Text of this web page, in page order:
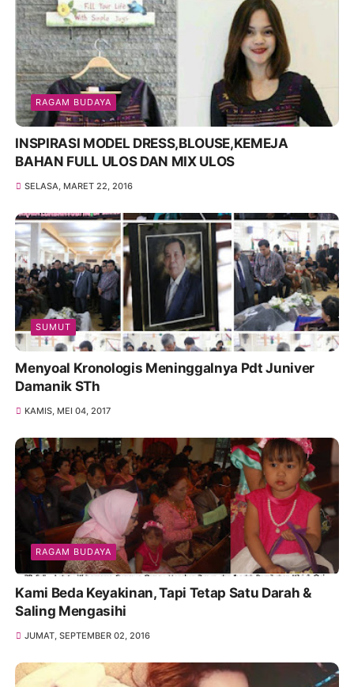
RAGAM BUDAYA
INSPIRASI MODEL DRESS,BLOUSE,KEMEJA
BAHAN FULL ULOS DAN MIX ULOS
SELASA, MARET 22, 2016
SUMUT
Menyoal Kronologis Meninggalnya Pdt Juniver
Damanik STh
KAMIS, MEI 04, 2017
RAGAM BUDAYA
Kami Beda Keyakinan, Tapi Tetap Satu Darah &
Saling Mengasihi
JUMAT, SEPTEMBER 02, 2016